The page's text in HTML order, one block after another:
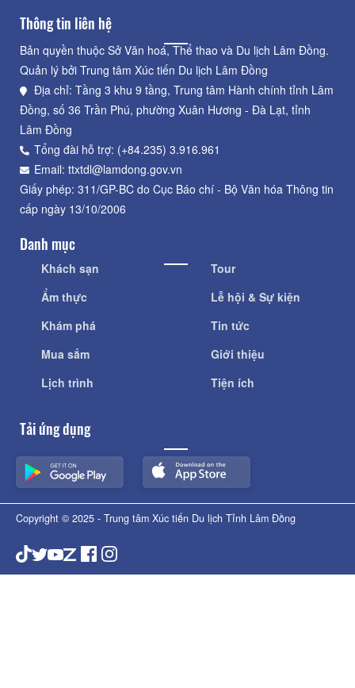
Thông tin liên hệ
Bản quyền thuộc Sở Văn hoá, Thể thao và Du lịch Lâm Đồng.
Quản lý bởi Trung tâm Xúc tiến Du lịch Lâm Đồng
Địa chỉ: Tầng 3 khu 9 tầng, Trung tâm Hành chính tỉnh Lâm
Đồng, số 36 Trần Phú, phường Xuân Hương - Đà Lạt, tỉnh
Lâm Đồng
Tổng đài hỗ trợ: (+84.235) 3.916.961
Email: ttxtdl@lamdong.gov.vn
Giấy phép: 311/GP-BC do Cục Báo chí - Bộ Văn hóa Thông tin
cấp ngày 13/10/2006
Danh mục
Khách sạn
Ẩm thực
Khám phá
Mua sắm
Lịch trình
Tour
Lễ hội & Sự kiện
Tin tức
Giới thiệu
Tiện ích
Tải ứng dụng
Copyright © 2025 - Trung tâm Xúc tiến Du lịch Tỉnh Lâm Đồng